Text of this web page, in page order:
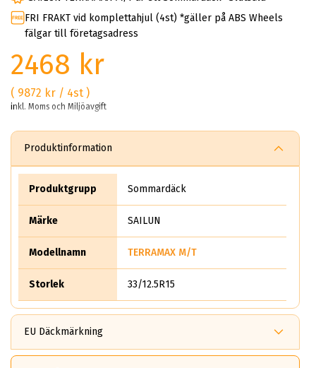
FRI FRAKT vid komplettahjul (4st) *gäller på ABS Wheels
fälgar till företagsadress
2468 kr
( 9872 kr / 4st )
inkl. Moms och Miljöavgift
Produktinformation
Produktgrupp Sommardäck
Märke SAILUN
Modellnamn TERRAMAX M/T
Storlek 33/12.5R15
EU Däckmärkning